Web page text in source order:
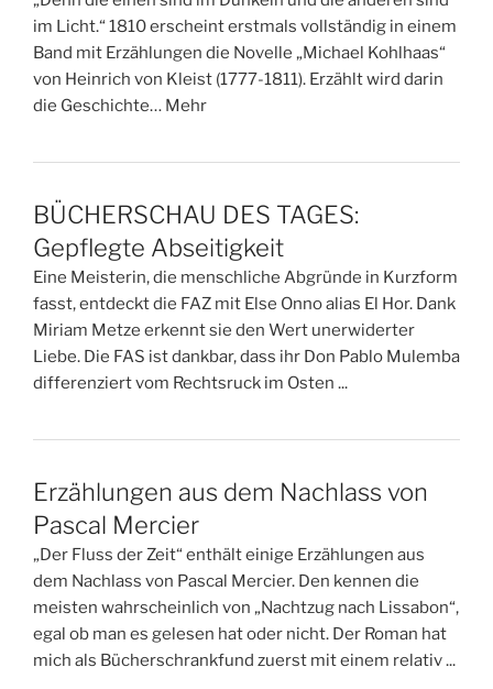
im Licht.“ 1810 erscheint erstmals vollständig in einem
Band mit Erzählungen die Novelle „Michael Kohlhaas“
von Heinrich von Kleist (1777-1811). Erzählt wird darin
die Geschichte… Mehr
BÜCHERSCHAU DES TAGES:
Gepflegte Abseitigkeit
Eine Meisterin, die menschliche Abgründe in Kurzform
fasst, entdeckt die FAZ mit Else Onno alias El Hor. Dank
Miriam Metze erkennt sie den Wert unerwiderter
Liebe. Die FAS ist dankbar, dass ihr Don Pablo Mulemba
differenziert vom Rechtsruck im Osten ...
Erzählungen aus dem Nachlass von
Pascal Mercier
„Der Fluss der Zeit“ enthält einige Erzählungen aus
dem Nachlass von Pascal Mercier. Den kennen die
meisten wahrscheinlich von „Nachtzug nach Lissabon“,
egal ob man es gelesen hat oder nicht. Der Roman hat
mich als Bücherschrankfund zuerst mit einem relativ ...